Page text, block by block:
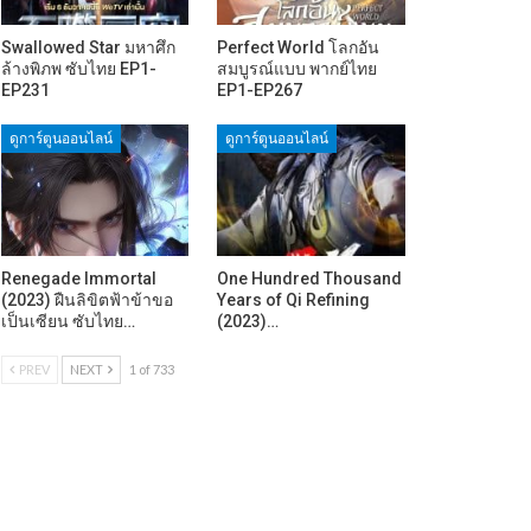
Swallowed Star มหาศึก
ล้างพิภพ ซับไทย EP1-
EP231
Perfect World โลกอัน
สมบูรณ์แบบ พากย์ไทย
EP1-EP267
ดูการ์ตูนออนไลน์
Renegade Immortal
(2023) ฝืนลิขิตฟ้าข้าขอ
เป็นเซียน ซับไทย…
ดูการ์ตูนออนไลน์
One Hundred Thousand
Years of Qi Refining
(2023)…
PREV NEXT 1 of 733